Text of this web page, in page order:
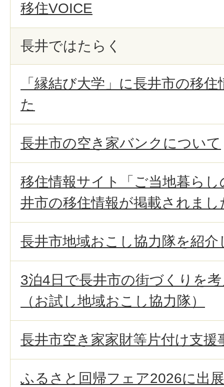
移住VOICE
長井ではたらく
「縁結び大学」に長井市の移
た
長井市の空き家バンクについて
移住情報サイト「ご当地暮ら
井市の移住情報が掲載されまし
長井市地域おこし協力隊を紹介
3泊4日で長井市の街づくりを
（お試し地域おこし協力隊）
長井市空き家家財等片付け支
ふるさと回帰フェア2026に出